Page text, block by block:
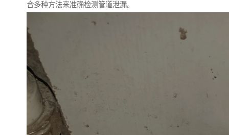
合多种方法来准确检测管道泄漏。